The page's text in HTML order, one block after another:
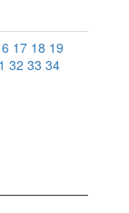
17 18 19
32 33 34